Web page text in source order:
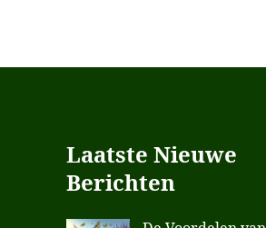
Laatste Nieuwe
Berichten